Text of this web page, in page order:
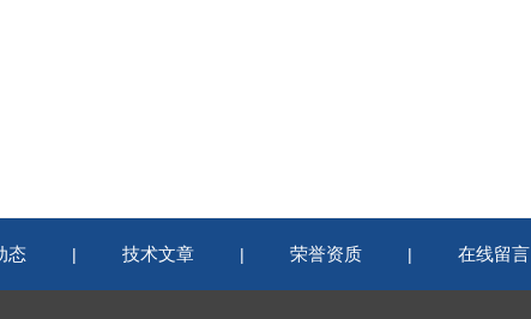
态 | 技术文章 | 荣誉资质 | 在线留言